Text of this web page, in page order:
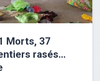
Morts, 37
rasés…